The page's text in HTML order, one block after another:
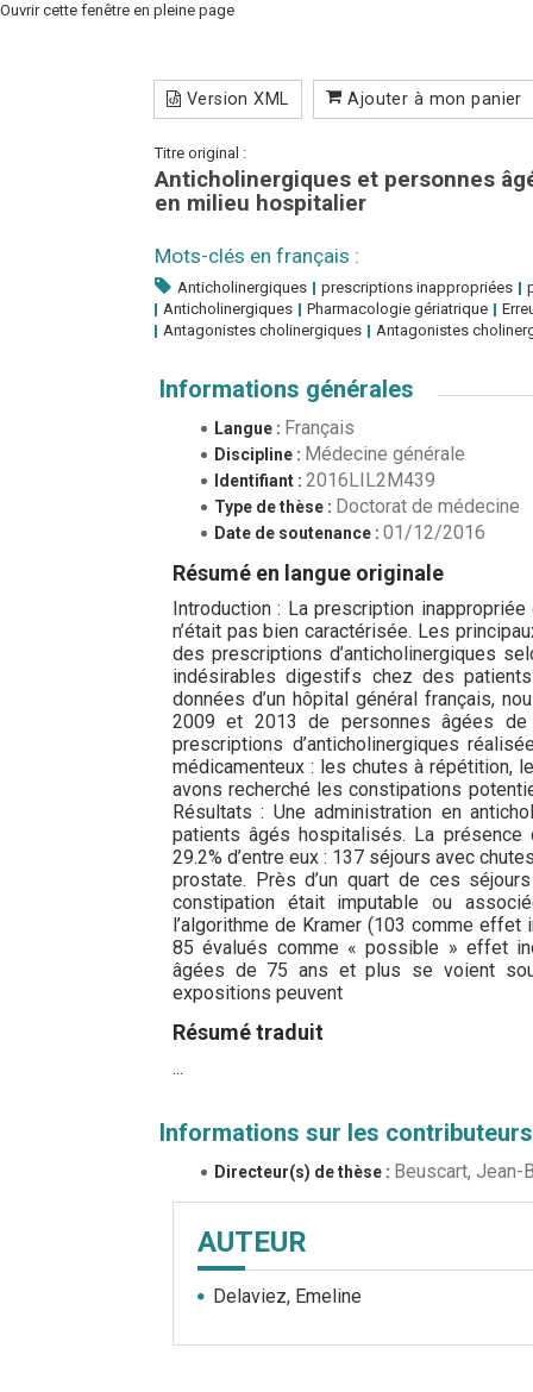
Ouvrir cette fenêtre en pleine page
Version XML Ajouter à mon panier
Titre original :
Anticholinergiques et personnes
en milieu hospitalier
Mots-clés en français :
Anticholinergiques prescriptions inappropriées
Anticholinergiques
Pharmacologie gériatrique
Antagonistes cholinergiques
Antagonistes
Informations générales
Langue : Français
Discipline : Médecine générale
Identifiant : 2016LIL2M439
Type de thèse : Doctorat de médecine
Date de soutenance : 01/12/2016
Résumé en langue originale
Introduction : La prescription
n’était pas bien caractérisée. Les
des prescriptions d’anticholinergiques
indésirables digestifs chez des
données d’un hôpital général français,
2009 et 2013 de personnes âgées
prescriptions d’anticholinergiques
médicamenteux : les chutes à répétition,
avons recherché les constipations
Résultats : Une administration en
patients âgés hospitalisés. La présence
29.2% d’entre eux : 137 séjours avec
prostate. Près d’un quart de ces
constipation était imputable ou
l’algorithme de Kramer (103 comme
85 évalués comme « possible » effet
âgées de 75 ans et plus se voient
expositions peuvent
Résumé traduit
Informations sur les contributeurs
Directeur(s) de thèse : Beuscart, Jean-
AUTEUR
Delaviez, Emeline